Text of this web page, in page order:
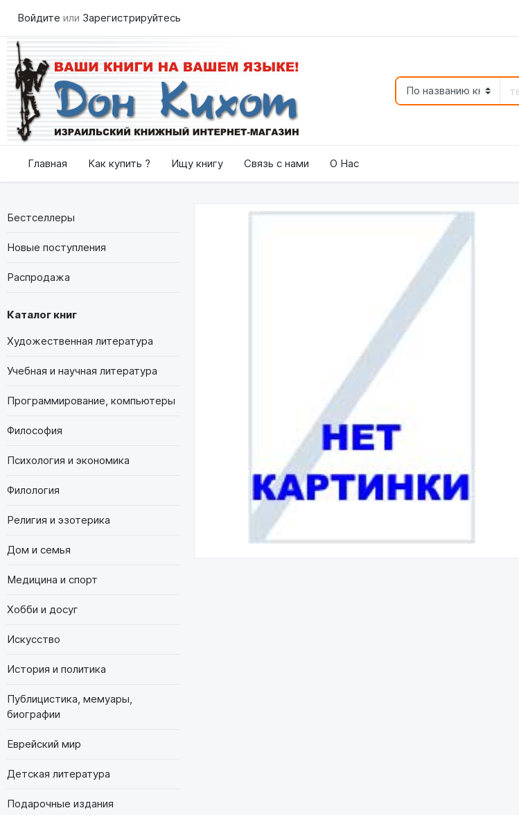
Войдите или Зарегистрируйтесь
Главная Как купить ? Ищу книгу Связь с нами О Нас
Бестселлеры
Новые поступления
Распродажа
Каталог книг
Художественная литература
Учебная и научная литература
Программирование, компьютеры
Философия
Психология и экономика
Филология
Религия и эзотерика
Дом и семья
Медицина и спорт
Хобби и досуг
Искусство
История и политика
Публицистика, мемуары,
биографии
Еврейский мир
Детская литература
Подарочные издания